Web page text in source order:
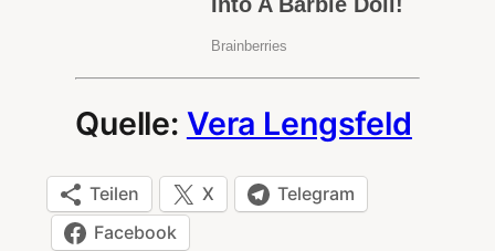
Quelle: Vera Lengsfeld
Teilen X
Telegram
Facebook